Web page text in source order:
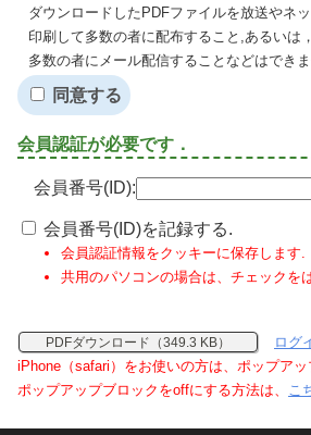
ダウンロードしたPDFファイルを放送やネ
印刷して多数の者に配布すること,あるいは，
多数の者にメール配信することなどはできま
同意する
会員認証が必要です．
会員番号(ID):
会員番号(ID)を記録する.
会員認証情報をクッキーに保存します
共用のパソコンの場合は、チェックを
PDFダウンロード（349.3 KB）
ログ
iPhone（safari）をお使いの方は、ポップア
ポップアップブロックをoffにする方法は、 こ